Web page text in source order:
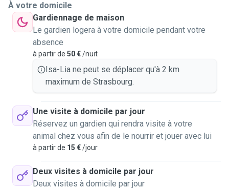
À votre domicile
Gardiennage de maison
Le gardien logera à votre domicile pendant votre
absence
à partir de 50 €/nuit
Isa-Lia ne peut se déplacer qu'à 2 km
maximum de Strasbourg.
Une visite à domicile par jour
Réservez un gardien qui rendra visite à votre
animal chez vous afin de le nourrir et jouer avec lui
à partir de 15 €/jour
Deux visites à domicile par jour
Deux visites à domicile par jour